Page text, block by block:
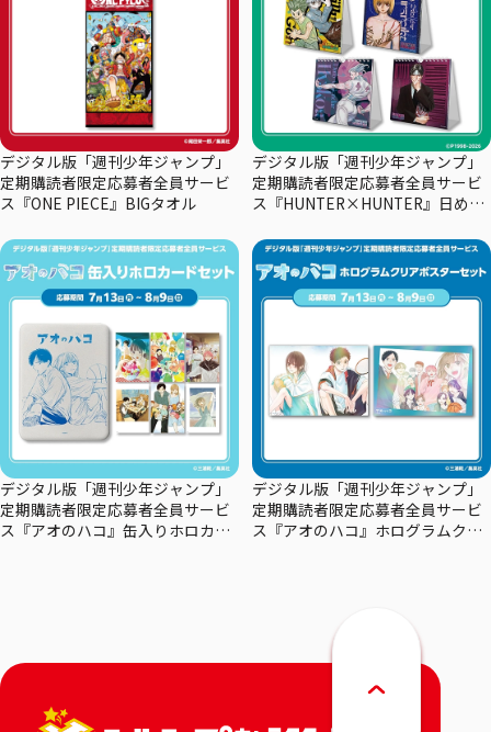
デジタル版「週刊少年ジャンプ」
定期購読者限定応募者全員サービ
ス『ONE PIECE』BIGタオル
デジタル版「週刊少年ジャンプ」
定期購読者限定応募者全員サービ
ス『HUNTER×HUNTER』日めく
デジタル版「週刊少年ジャンプ」
定期購読者限定応募者全員サービ
ス『アオのハコ』缶入りホロカー
デジタル版「週刊少年ジャンプ」
定期購読者限定応募者全員サービ
ス『アオのハコ』ホログラムクリ